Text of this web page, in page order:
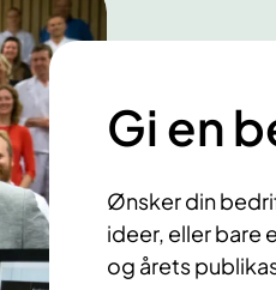
Gi en
Ønsker din
ideer, eller bare
og årets